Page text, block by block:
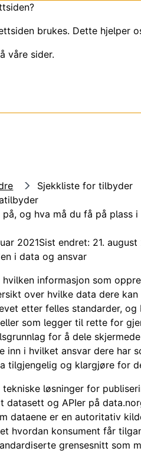
brukes. Dette hjelper
våre sider.
Sjekkliste for tilbyder
på, og hva må du få på plass
2021Sist endret: 21.
i data og ansvar
informasjon som
over hvilke data dere kan
etter felles standarder,
som legger til rette for
for å dele
inn i hvilket ansvar dere har
tilgjengelig og klargjøre for
løsninger for
datasett og APIer på
dataene er en autoritativ
hvordan konsument får
grensesnitt som